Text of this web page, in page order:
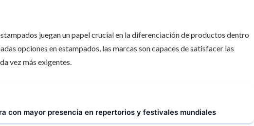
juegan un papel crucial en la diferenciación de productos dentro
opciones en estampados, las marcas son capaces de satisfacer las
vez más exigentes.
con mayor presencia en repertorios y festivales mundiales